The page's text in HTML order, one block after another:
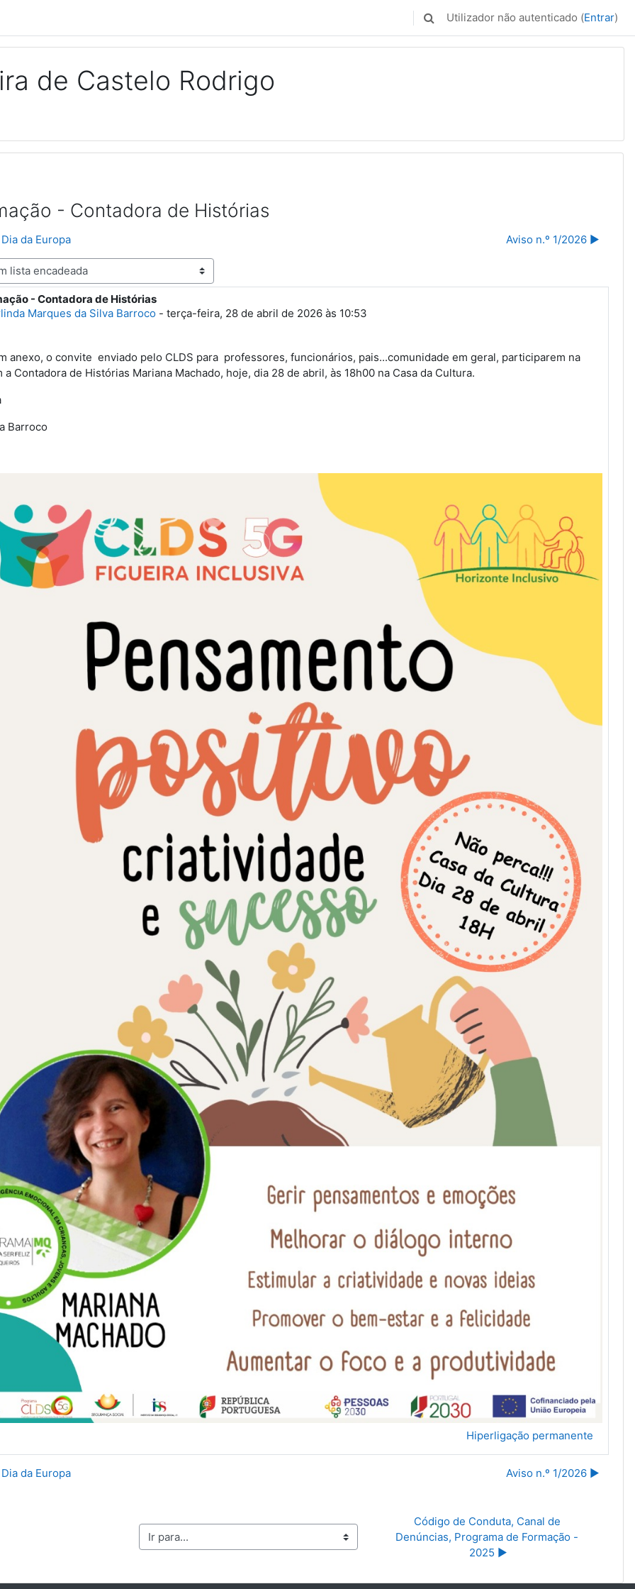
Alternar a entrada da pesquisa
Utilizador não autenticado (Entrar)
de Castelo Rodrigo
- Contadora de Histórias
da Europa Aviso n.º 1/2026 ▶︎
- Contadora de Histórias
Marques da Silva Barroco- terça-feira, 28 de abril de 2026 às 10:53
0
anexo, o convite enviado pelo CLDS para professores, funcionários, pais...comunidade em geral, participarem na
a Contadora de Histórias Mariana Machado, hoje, dia 28 de abril, às 18h00 na Casa da Cultura.
Barroco
Hiperligação permanente
da Europa Aviso n.º 1/2026 ▶︎
Ir para...
Código de Conduta, Canal de
Denúncias, Programa de Formação -
2025 ▶︎